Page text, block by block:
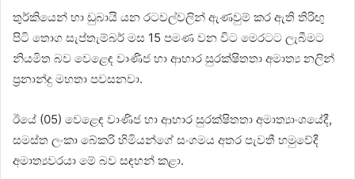
තුර්කියෙන් හා ඩුබායි යන රටවල්වලින් ඇණවුම් කර ඇති තිරිඟු
පිටි තොග සැප්තැම්බර් මස 15 පමණ වන විට මෙරටට ලැබීමට
නියමිත බව වෙළෙඳ වාණිජ හා ආහාර සුරක්ෂිතතා අමාත්‍ය නලින්
ප්‍රනාන්දු මහතා පවසනවා.
ඊයේ (05) වෙළෙඳ වාණිජ හා ආහාර සුරක්ෂිතතා අමාත්‍යාංශයේදී,
සමස්ත ලංකා බේකරි හිමියන්ගේ සංගමය අතර පැවතී හමුවේදී
අමාත්‍යවරයා මේ බව සඳහන් කළා.